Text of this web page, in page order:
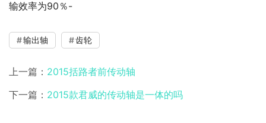
输效率为90％-
输出轴 齿轮
上一篇： 2015括路者前传动轴
下一篇： 2015款君威的传动轴是一体的吗